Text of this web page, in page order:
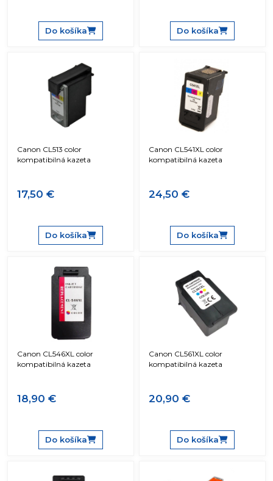
Do košíka Do košíka
Canon CL513 color
kompatibilná kazeta
17,50 €
Do košíka
Canon CL541XL color
kompatibilná kazeta
24,50 €
Do košíka
Canon CL546XL color
kompatibilná kazeta
18,90 €
Do košíka
Canon CL561XL color
kompatibilná kazeta
20,90 €
Do košíka